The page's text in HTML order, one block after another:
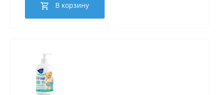
В корзину